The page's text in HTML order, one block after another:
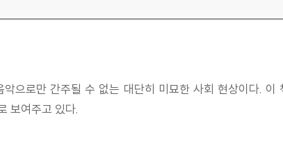
으로만 간주될 수 없는 대단히 미묘한 사회 현상이다.
보여주고 있다.